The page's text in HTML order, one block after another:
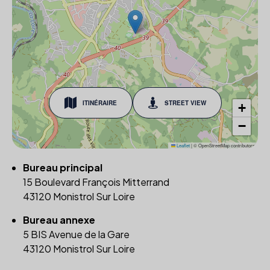
ITINÉRAIRE STREET VIEW
+
−
Leaflet|© OpenStreetMap contributors
Bureau principal
15 Boulevard François Mitterrand
43120 Monistrol Sur Loire
Bureau annexe
5 BIS Avenue de la Gare
43120 Monistrol Sur Loire